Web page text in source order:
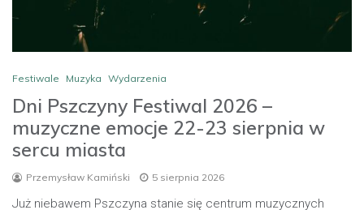
Festiwale Muzyka Wydarzenia
Dni Pszczyny Festiwal 2026 –
muzyczne emocje 22-23 sierpnia w
sercu miasta
Przemysław Kamiński 5 sierpnia 2026
Już niebawem Pszczyna stanie się centrum muzycznych